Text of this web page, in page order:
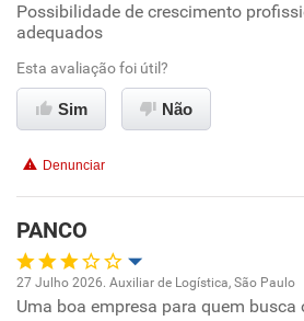
Oportunidade de promoção
Ambiente de trabalho
Conciliação com a vida familiar
Recomenda esta empresa
Recomenda a diretoria
Possibilidade de crescimento
adequados
Esta avaliação foi útil?
Sim Não
Denunciar
PANCO
Oportunidade de promoção
27 Julho 2026. Auxiliar de Logística, São Paulo
Uma boa empresa para quem busca